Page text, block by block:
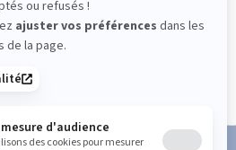
ou 4x sans frais